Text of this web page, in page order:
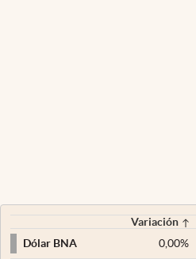
Variación
Dólar BNA
0,00%